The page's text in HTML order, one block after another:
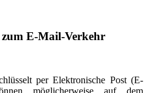
E-Mail-Verkehr
per Elektronische Post (E-